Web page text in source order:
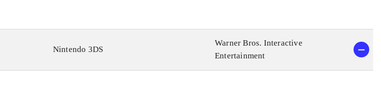
Nintendo 3DS
Warner Bros. Interactive
Entertainment